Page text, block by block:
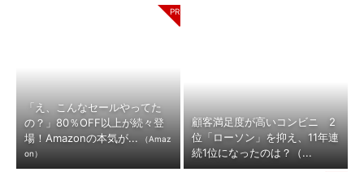
「え、こんなセールやってた
の？」80％OFF以上が続々登
場！Amazonの本気が...
（Amaz
on）
顧客満足度が高いコンビニ 2
位「ローソン」を抑え、11年連
続1位になったのは？（...